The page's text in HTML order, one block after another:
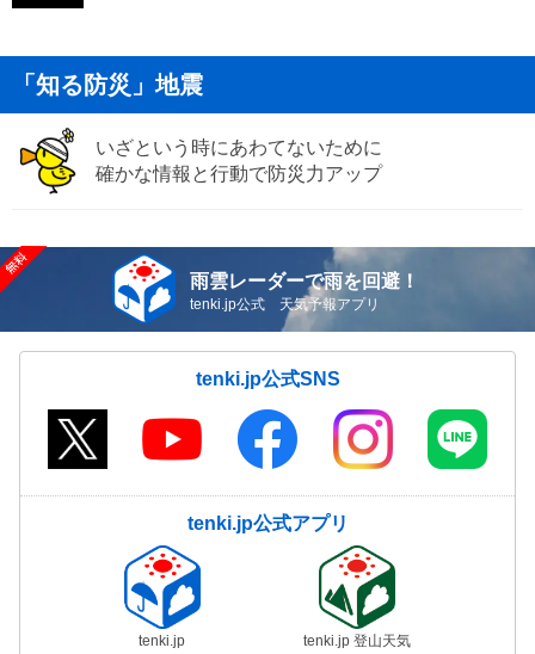
「知る防災」地震
いざという時にあわてないために
確かな情報と行動で防災力アップ
雨雲レーダーで雨を回避！
tenki.jp公式 天気予報アプリ
tenki.jp公式SNS
tenki.jp公式アプリ
tenki.jp tenki.jp 登山天気